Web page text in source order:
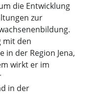
die Entwicklung
zur
mit den
in der Region Jena,
wirkt er im
in der